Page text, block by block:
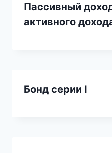
Пассивный
активного
Бонд серии I